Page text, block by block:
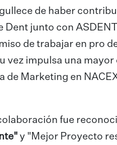
de haber
Dent junto con
de trabajar en pro
vez impulsa una
de Marketing en
fue
y "Mejor Proyecto